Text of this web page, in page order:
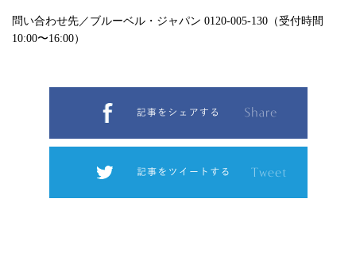
問い合わせ先／ブルーベル・ジャパン 0120-005-130（受付時間
10:00〜16:00）